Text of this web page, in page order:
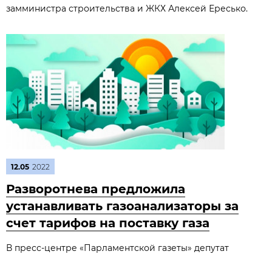
замминистра строительства и ЖКХ Алексей Ересько.
12.05 2022
Разворотнева предложила
устанавливать газоанализаторы за
счет тарифов на поставку газа
В пресс-центре «Парламентской газеты» депутат